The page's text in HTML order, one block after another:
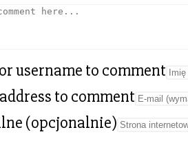
username to comment
to comment
(opcjonalnie)